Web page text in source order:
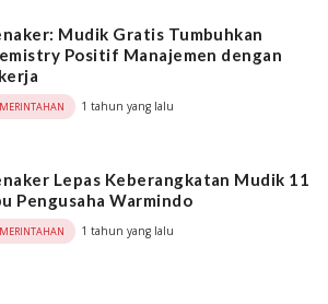
Mudik Gratis Tumbuhkan
Positif Manajemen dengan
1 tahun yang lalu
Lepas Keberangkatan Mudik 11
Pengusaha Warmindo
1 tahun yang lalu